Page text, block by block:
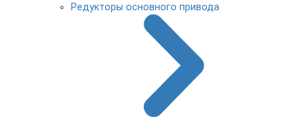
Редукторы основного привода